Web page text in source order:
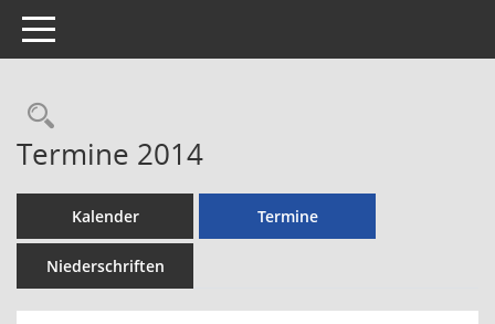
Toggle navigation
Rechercheauswahl
Termine 2014
Kalender Termine
Niederschriften